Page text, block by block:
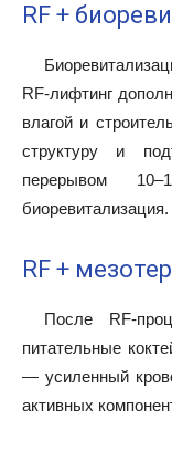
RF +
RF-лифтинг
влагой и
структуру и
перерывом
биоревитализация.
RF +
После RF-
питательные
— усиленный
активных